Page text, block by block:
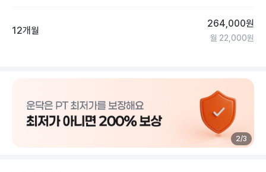
- BASTM Technic(근막이완)
다양한 G.X 무료 이용
다양한 부대시설 이용 가능
12개월
264,000원
월 22,000원
2/3